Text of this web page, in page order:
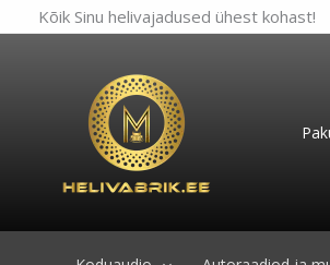
Kõik Sinu helivajadused ühest kohast!